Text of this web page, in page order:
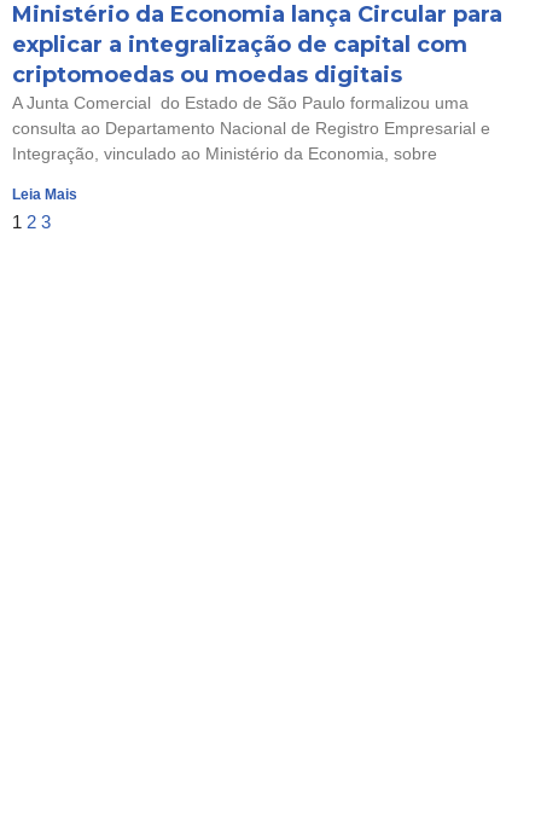
Ministério da Economia lança Circular para
explicar a integralização de capital com
criptomoedas ou moedas digitais
A Junta Comercial do Estado de São Paulo formalizou uma
consulta ao Departamento Nacional de Registro Empresarial e
Integração, vinculado ao Ministério da Economia, sobre
Leia Mais
1 2 3